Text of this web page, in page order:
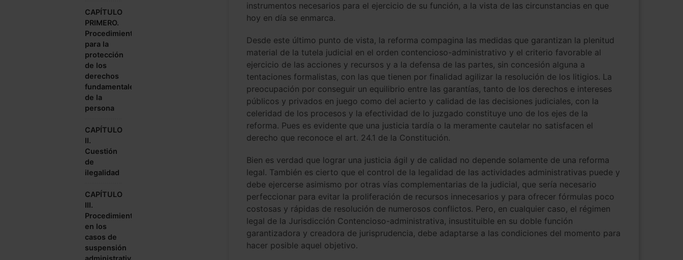
CAPÍTULO
PRIMERO.
Procedimiento
para la
protección
de los
derechos
fundamentales
de la
persona
CAPÍTULO
II.
Cuestión
de
ilegalidad
CAPÍTULO
III.
Procedimiento
en los
casos de
suspensión
administrativa
instrumentos necesarios para el ejercicio de su función, a la vista de las circunstancias en que
hoy en día se enmarca.
Desde este último punto de vista, la reforma compagina las medidas que garantizan la plenitud
material de la tutela judicial en el orden contencioso-administrativo y el criterio favorable al
ejercicio de las acciones y recursos y a la defensa de las partes, sin concesión alguna a
tentaciones formalistas, con las que tienen por finalidad agilizar la resolución de los litigios. La
preocupación por conseguir un equilibrio entre las garantías, tanto de los derechos e intereses
públicos y privados en juego como del acierto y calidad de las decisiones judiciales, con la
celeridad de los procesos y la efectividad de lo juzgado constituye uno de los ejes de la
reforma. Pues es evidente que una justicia tardía o la meramente cautelar no satisfacen el
derecho que reconoce el art. 24.1 de la Constitución.
Bien es verdad que lograr una justicia ágil y de calidad no depende solamente de una reforma
legal. También es cierto que el control de la legalidad de las actividades administrativas puede y
debe ejercerse asimismo por otras vías complementarias de la judicial, que sería necesario
perfeccionar para evitar la proliferación de recursos innecesarios y para ofrecer fórmulas poco
costosas y rápidas de resolución de numerosos conflictos. Pero, en cualquier caso, el régimen
legal de la Jurisdicción Contencioso-administrativa, insustituible en su doble función
garantizadora y creadora de jurisprudencia, debe adaptarse a las condiciones del momento para
hacer posible aquel objetivo.